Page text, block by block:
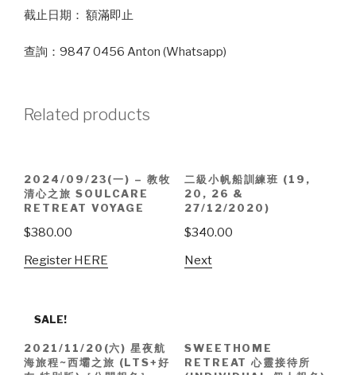
截止日期： 額滿即止
查詢：9847 0456 Anton (Whatsapp)
Related products
2024/09/23(一) – 教牧
清心之旅 SOULCARE
RETREAT VOYAGE
$380.00
Register HERE
二級小帆船訓練班 (19,
20, 26 &
27/12/2020)
$340.00
Next
SALE!
2021/11/20(六) 星夜航
海旅程~西壩之旅 (LTS+好
SWEETHOME
RETREAT 心靈接待所